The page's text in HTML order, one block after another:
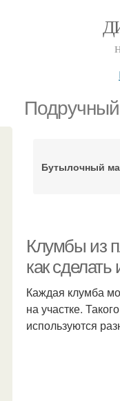
Бутылочный
Клумбы из
как
Каждая клумба
на участке.
используются